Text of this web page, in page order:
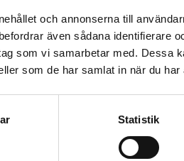
och annonserna till
även sådana identifierare
som vi samarbetar med. Dessa
som de har samlat in när du
Statistik